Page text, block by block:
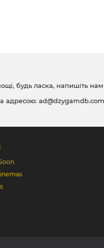
будь ласка, напишіть
адресою: ad@dzygamdb.com